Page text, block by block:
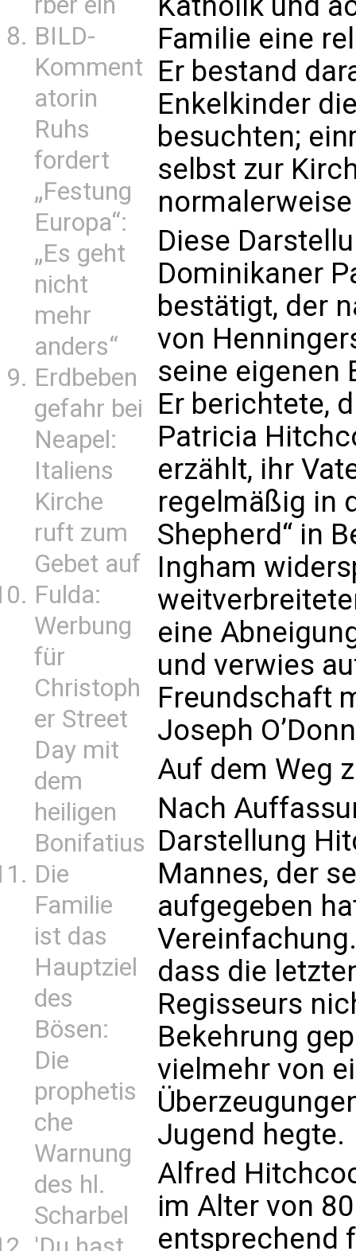
BILD-
Komment
atorin
Ruhs
fordert
„Festung
Europa“:
„Es geht
nicht
mehr
anders“
Erdbeben
gefahr bei
Neapel:
Italiens
Kirche
ruft zum
Gebet auf
Fulda:
Werbung
für
Christoph
er Street
Day mit
dem
heiligen
Bonifatius
Die
Familie
ist das
Hauptziel
des
Bösen:
Die
prophetis
che
Warnung
des hl.
Scharbel
Familie eine
Er bestand
Enkelkinder
besuchten;
selbst zur
Diese
Dominikaner
bestätigt, der
von
seine eigenen
Er berichtete,
Patricia
erzählt, ihr
regelmäßig in
Shepherd“ in
Ingham
eine
und verwies
Freundschaft
Joseph
Auf dem Weg
Nach
Darstellung
Mannes, der
aufgegeben
dass die
Regisseurs
Bekehrung
vielmehr von
Jugend hegte.
Alfred
im Alter von
entsprechend